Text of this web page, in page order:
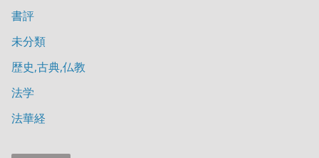
書評
未分類
歴史,古典,仏教
法学
法華経